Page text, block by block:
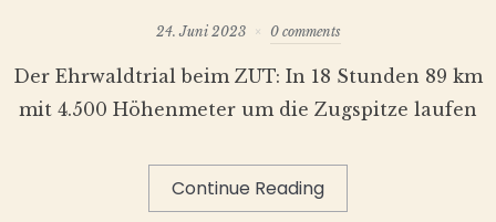
24. Juni 2023 0 comments
Der Ehrwaldtrial beim ZUT: In 18 Stunden 89 km
mit 4.500 Höhenmeter um die Zugspitze laufen
Continue Reading